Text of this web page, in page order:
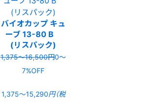
バイオカップ キュ
ーブ 13-80 B
(リスパック)
1,375〜16,500円0〜
7%OFF
1,375〜15,290円（税